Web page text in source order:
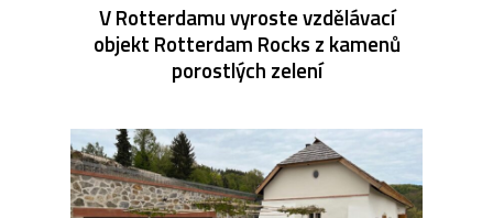
V Rotterdamu vyroste vzdělávací
objekt Rotterdam Rocks z kamenů
porostlých zelení